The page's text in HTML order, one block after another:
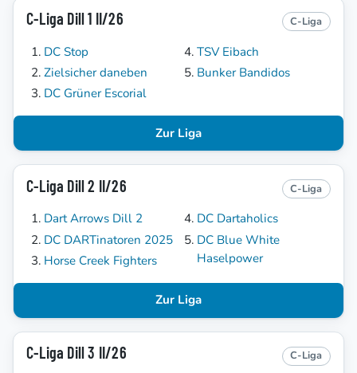
C-Liga Dill 1 II/26 C-Liga
DC Stop
Zielsicher daneben
DC Grüner Escorial
TSV Eibach
Bunker Bandidos
Zur Liga
C-Liga Dill 2 II/26 C-Liga
Dart Arrows Dill 2
DC DARTinatoren 2025
Horse Creek Fighters
DC Dartaholics
DC Blue White
Haselpower
Zur Liga
C-Liga Dill 3 II/26 C-Liga